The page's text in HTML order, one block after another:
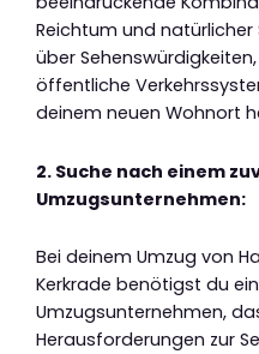
Reichtum und
über
öffentliche
deinem neuen Wohnort
2. Suche nach einem
Umzugsunternehmen:
Bei deinem Umzug von
Kerkrade benötigst du
Umzugsunternehmen,
Herausforderungen zur